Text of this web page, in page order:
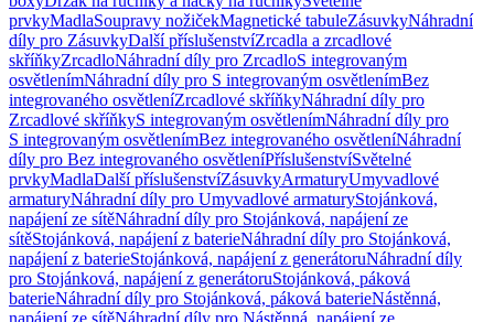
prvkyMadlaSoupravy nožičekMagnetické tabuleZásuvkyNáhradní
díly pro ZásuvkyDalší příslušenstvíZrcadla a zrcadlové
skříňkyZrcadloNáhradní díly pro ZrcadloS integrovaným
osvětlenímNáhradní díly pro S integrovaným osvětlenímBez
integrovaného osvětleníZrcadlové skříňkyNáhradní díly pro
Zrcadlové skříňkyS integrovaným osvětlenímNáhradní díly pro
S integrovaným osvětlenímBez integrovaného osvětleníNáhradní
díly pro Bez integrovaného osvětleníPříslušenstvíSvětelné
prvkyMadlaDalší příslušenstvíZásuvkyArmaturyUmyvadlové
armaturyNáhradní díly pro Umyvadlové armaturyStojánková,
napájení ze sítěNáhradní díly pro Stojánková, napájení ze
sítěStojánková, napájení z baterieNáhradní díly pro Stojánková,
napájení z baterieStojánková, napájení z generátoruNáhradní díly
pro Stojánková, napájení z generátoruStojánková, páková
baterieNáhradní díly pro Stojánková, páková baterieNástěnná,
napájení ze sítěNáhradní díly pro Nástěnná, napájení ze